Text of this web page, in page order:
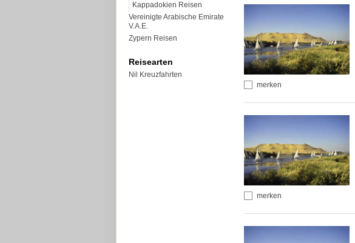
merken
merken
Kappadokien Reisen
Vereinigte Arabische Emirate
V.A.E.
Zypern Reisen
Reisearten
Nil Kreuzfahrten